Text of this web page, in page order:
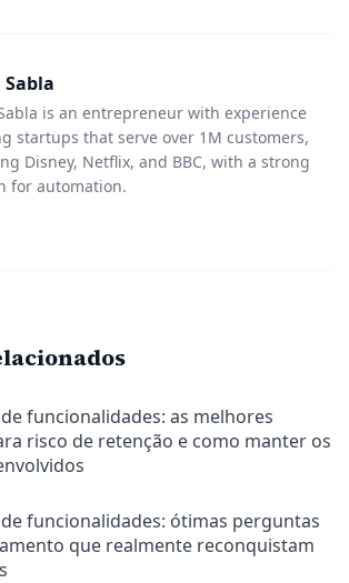
is an entrepreneur with experience
startups that serve over 1M customers,
Disney, Netflix, and BBC, with a strong
for automation.
funcionalidades: as melhores
risco de retenção e como manter os
funcionalidades: ótimas perguntas
que realmente reconquistam